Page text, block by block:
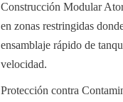
Construcción Modular
en zonas restringidas
ensamblaje rápido de
velocidad.
Protección contra